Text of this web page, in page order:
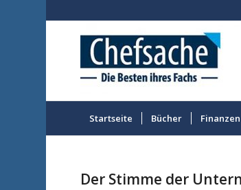
Startseite Bücher Finanzen
Der Stimme der